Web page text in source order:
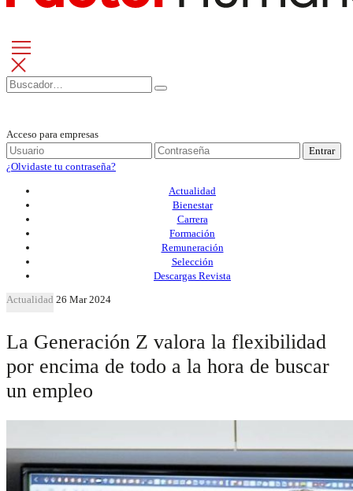
Acceso para empresas
Entrar
¿Olvidaste tu contraseña?
Actualidad
Bienestar
Carrera
Formación
Remuneración
Selección
Descargas Revista
Actualidad 26 Mar 2024
La Generación Z valora la flexibilidad
por encima de todo a la hora de buscar
un empleo